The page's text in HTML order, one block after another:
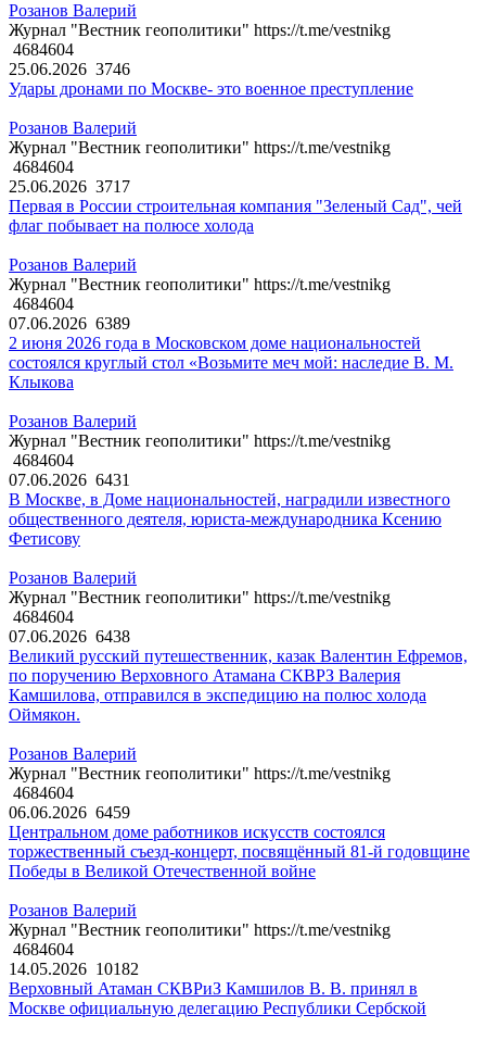
Розанов Валерий
Журнал "Вестник геополитики" https://t.me/vestnikg
4684604
25.06.2026 3746
Удары дронами по Москве- это военное преступление
Розанов Валерий
Журнал "Вестник геополитики" https://t.me/vestnikg
4684604
25.06.2026 3717
Первая в России строительная компания "Зеленый Сад", чей
флаг побывает на полюсе холода
Розанов Валерий
Журнал "Вестник геополитики" https://t.me/vestnikg
4684604
07.06.2026 6389
2 июня 2026 года в Московском доме национальностей
состоялся круглый стол «Возьмите меч мой: наследие В. М.
Клыкова
Розанов Валерий
Журнал "Вестник геополитики" https://t.me/vestnikg
4684604
07.06.2026 6431
В Москве, в Доме национальностей, наградили известного
общественного деятеля, юриста-международника Ксению
Фетисову
Розанов Валерий
Журнал "Вестник геополитики" https://t.me/vestnikg
4684604
07.06.2026 6438
Великий русский путешественник, казак Валентин Ефремов,
по поручению Верховного Атамана СКВРЗ Валерия
Камшилова, отправился в экспедицию на полюс холода
Оймякон.
Розанов Валерий
Журнал "Вестник геополитики" https://t.me/vestnikg
4684604
06.06.2026 6459
Центральном доме работников искусств состоялся
торжественный съезд-концерт, посвящённый 81-й годовщине
Победы в Великой Отечественной войне
Розанов Валерий
Журнал "Вестник геополитики" https://t.me/vestnikg
4684604
14.05.2026 10182
Верховный Атаман СКВРиЗ Камшилов В. В. принял в
Москве официальную делегацию Республики Сербской